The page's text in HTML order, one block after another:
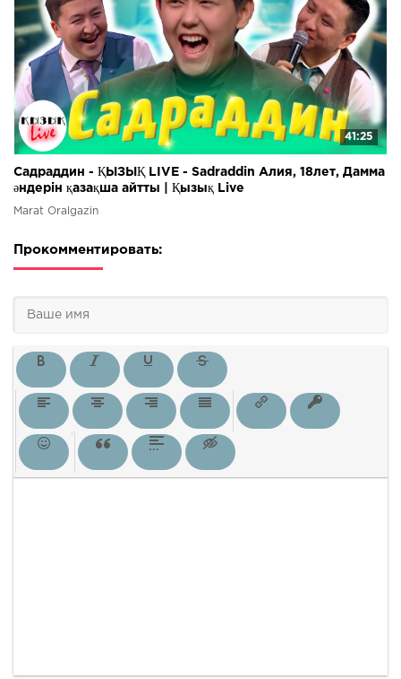
41:25
Садраддин - ҚЫЗЫҚ LIVE - Sadraddin Алия, 18лет, Дамма
әндерін қазақша айтты | Қызық Live
Marat Oralgazin
Прокомментировать: